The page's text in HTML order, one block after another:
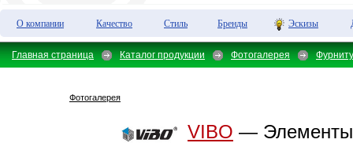
О компании Качество Стиль Бренды Эскизы
Главная страница Каталог продукции Фотогалерея
Фотогалерея
VIBO — Элементы